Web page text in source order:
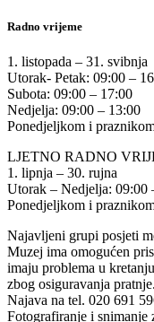
Radno vrijeme
1. listopada – 31. svibnja
Utorak- Petak: 09:00 –
Subota: 09:00 – 17:00
Nedjelja: 09:00 – 13:00
Ponedjeljkom i
LJETNO RADNO
1. lipnja – 30. rujna
Utorak – Nedjelja: 09:00
Ponedjeljkom i
Najavljeni grupi posjeti
Muzej ima omogućen
imaju problema u
zbog osiguravanja pratnje.
Najava na tel. 020 691
Fotografiranje i snimanje